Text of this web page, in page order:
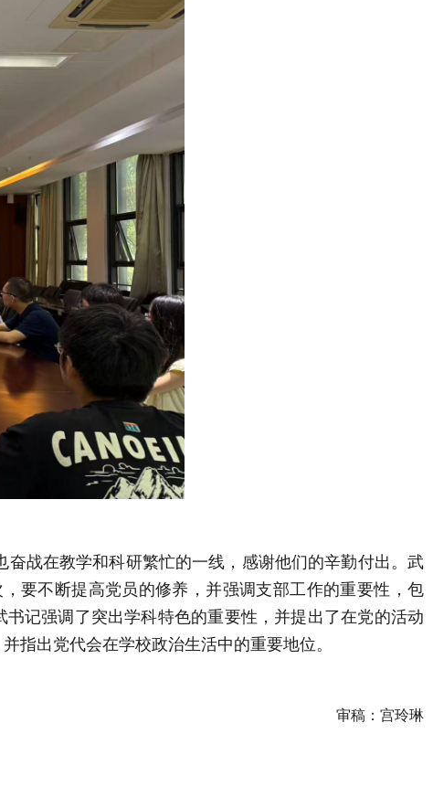
战在教学和科研繁忙的一线，感谢他们的辛勤付出。武
要不断提高党员的修养，并强调支部工作的重要性，包
记强调了突出学科特色的重要性，并提出了在党的活动
指出党代会在学校政治生活中的重要地位。
审稿：宫玲琳